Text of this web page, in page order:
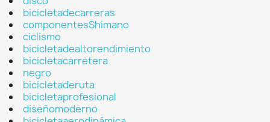
bicicletadecarreras
componentesShimano
ciclismo
bicicletadealtorendimiento
bicicletacarretera
negro
bicicletaderuta
bicicletaprofesional
diseñomoderno